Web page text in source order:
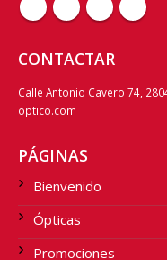
CONTACTAR
Calle Antonio Cavero 74,
optico.com
PÁGINAS
Bienvenido
Ópticas
Promociones